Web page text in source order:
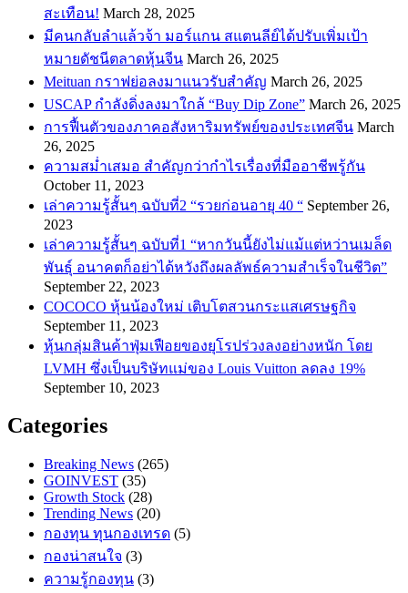
สะเทือน! March 28, 2025
​มีคนกลับลำแล้วจ้า มอร์แกน สแตนลีย์ได้ปรับเพิ่มเป้า
หมายดัชนีตลาดหุ้นจีน March 26, 2025
Meituan กราฟย่อลงมาแนวรับสำคัญ March 26, 2025
USCAP กำลังดิ่งลงมาใกล้ “Buy Dip Zone” March 26, 2025
การฟื้นตัวของภาคอสังหาริมทรัพย์ของประเทศจีน March
26, 2025
ความสม่ำเสมอ สำคัญกว่ากำไรเรื่องที่มืออาชีพรู้กัน
October 11, 2023
เล่าความรู้สั้นๆ ฉบับที่2 “รวยก่อนอายุ 40 “ September 26,
2023
เล่าความรู้สั้นๆ ฉบับที่1 “หากวันนี้ยังไม่แม้แต่หว่านเมล็ด
พันธ์ุ อนาคตก็อย่าได้หวังถึงผลลัพธ์ความสำเร็จในชีวิต”
September 22, 2023
COCOCO หุ้นน้องใหม่ เติบโตสวนกระแสเศรษฐกิจ
September 11, 2023
หุ้นกลุ่มสินค้าฟุ่มเฟือยของยุโรปร่วงลงอย่างหนัก โดย
LVMH ซึ่งเป็นบริษัทแม่ของ Louis Vuitton ลดลง 19%
September 10, 2023
Categories
Breaking News (265)
GOINVEST (35)
Growth Stock (28)
Trending News (20)
กองทุน ทุนกองเทรด (5)
กองน่าสนใจ (3)
ความรู้กองทุน (3)